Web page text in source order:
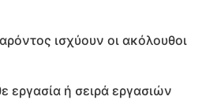
ισχύουν οι ακόλουθοι
εργασία ή σειρά εργασιών